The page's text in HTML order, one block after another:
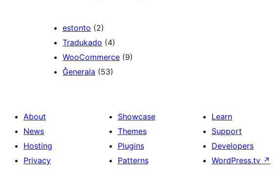
estonto (2)
Tradukado (4)
WooCommerce (9)
Ĝenerala (53)
About
News
Hosting
Privacy
Showcase
Themes
Plugins
Patterns
Learn
Support
Developers
WordPress.tv ↗